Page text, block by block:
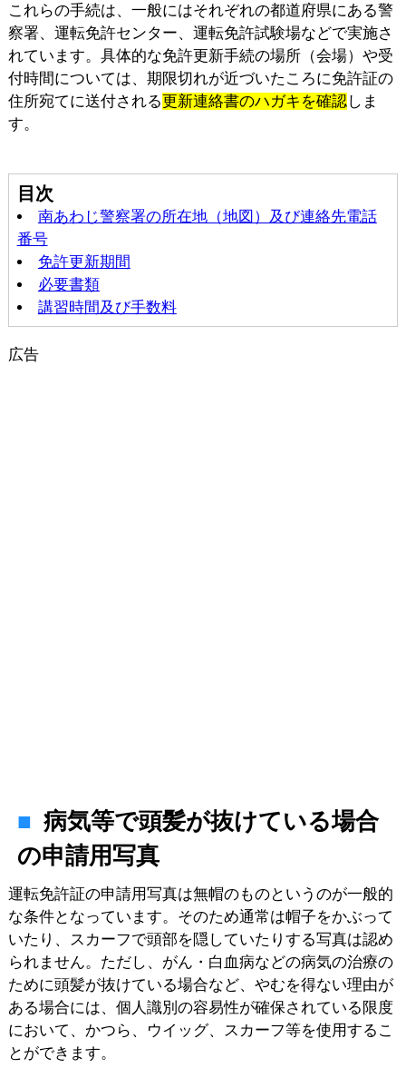
これらの手続は、一般にはそれぞれの都道府県にある警
察署、運転免許センター、運転免許試験場などで実施さ
れています。具体的な免許更新手続の場所（会場）や受
付時間については、期限切れが近づいたころに免許証の
住所宛てに送付される更新連絡書のハガキを確認しま
す。
目次
南あわじ警察署の所在地（地図）及び連絡先電話
番号
免許更新期間
必要書類
講習時間及び手数料
広告
病気等で頭髪が抜けている場合
の申請用写真
運転免許証の申請用写真は無帽のものというのが一般的
な条件となっています。そのため通常は帽子をかぶって
いたり、スカーフで頭部を隠していたりする写真は認め
られません。ただし、がん・白血病などの病気の治療の
ために頭髪が抜けている場合など、やむを得ない理由が
ある場合には、個人識別の容易性が確保されている限度
において、かつら、ウイッグ、スカーフ等を使用するこ
とができます。